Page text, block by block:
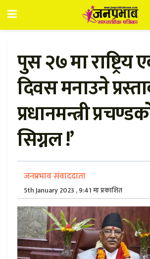
पुस २७ मा राष्ट्रिय
दिवस मनाउने
प्रधानमन्त्री
सिग्नल !’
जनप्रभाव संवाददाता
5th January 2023 , 9:41 मा प्रकाशित